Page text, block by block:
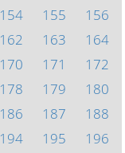
154 155
156
162 163
164
170 171
172
178 179
180
186 187
188
194 195
196